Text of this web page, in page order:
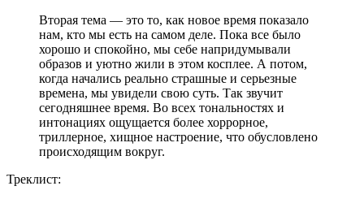
Вторая тема — это то, как новое время показало
нам, кто мы есть на самом деле. Пока все было
хорошо и спокойно, мы себе напридумывали
образов и уютно жили в этом косплее. А потом,
когда начались реально страшные и серьезные
времена, мы увидели свою суть. Так звучит
сегодняшнее время. Во всех тональностях и
интонациях ощущается более хоррорное,
триллерное, хищное настроение, что обусловлено
происходящим вокруг.
Треклист: